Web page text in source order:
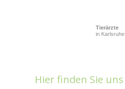
Tierärzte
in Karlsruhe
Hier finden Sie